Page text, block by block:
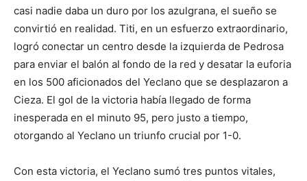
casi nadie daba un duro por los azulgrana, el sueño se
convirtió en realidad. Titi, en un esfuerzo extraordinario,
logró conectar un centro desde la izquierda de Pedrosa
para enviar el balón al fondo de la red y desatar la euforia
en los 500 aficionados del Yeclano que se desplazaron a
Cieza. El gol de la victoria había llegado de forma
inesperada en el minuto 95, pero justo a tiempo,
otorgando al Yeclano un triunfo crucial por 1-0.
Con esta victoria, el Yeclano sumó tres puntos vitales,